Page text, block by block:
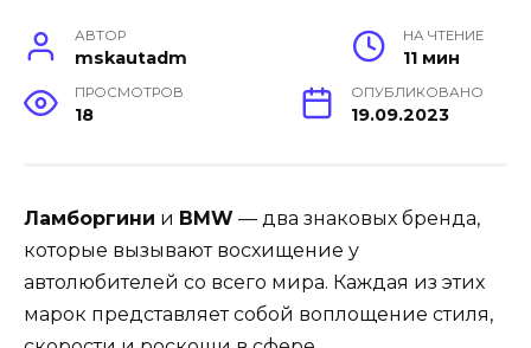
АВТОР
mskautadm
НА ЧТЕНИЕ
11 мин
ПРОСМОТРОВ
18
ОПУБЛИКОВАНО
19.09.2023
Ламборгини и BMW — два знаковых бренда,
которые вызывают восхищение у
автолюбителей со всего мира. Каждая из этих
марок представляет собой воплощение стиля,